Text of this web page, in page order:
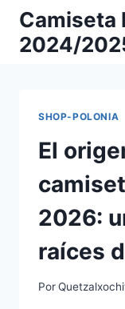
Saltar
contenido
Camiseta
2024/
SHOP-POLONIA
El
2026:
raíces
Por